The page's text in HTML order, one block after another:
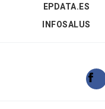
EPDATA.ES
INFOSALUS